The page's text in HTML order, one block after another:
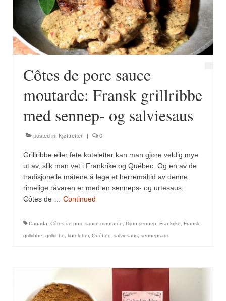
Fugl
Gryteretter
Snacks
Supper
Vegetar
Krydder, oppskrifter
Albóndigaskrydder
Brennesle
Cajunkrydder, sterkt
Estragon
Côtes de porc sauce
moutarde: Fransk grillribbe
med sennep- og salviesaus
posted in: Kjøttretter | 0
Grillribbe eller fete koteletter kan man gjøre veldig mye
ut av, slik man vet i Frankrike og Québec. Og en av de
tradisjonelle måtene å lege et herremåltid av denne
rimelige råvaren er med en senneps- og urtesaus:
Côtes de … Continued
Canada Côtes de porc sauce moutarde Dijon-sennep Frankrike Fransk
grillribbe grillribbe koteletter, Québec salviesaus sennepsaus